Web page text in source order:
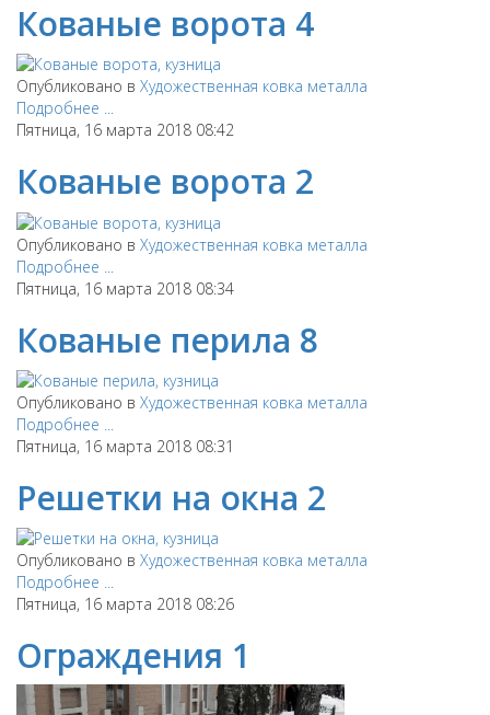
Кованые ворота 4
Опубликовано в Художественная ковка металла
Подробнее ...
Пятница, 16 марта 2018 08:42
Кованые ворота 2
Опубликовано в Художественная ковка металла
Подробнее ...
Пятница, 16 марта 2018 08:34
Кованые перила 8
Опубликовано в Художественная ковка металла
Подробнее ...
Пятница, 16 марта 2018 08:31
Решетки на окна 2
Опубликовано в Художественная ковка металла
Подробнее ...
Пятница, 16 марта 2018 08:26
Ограждения 1